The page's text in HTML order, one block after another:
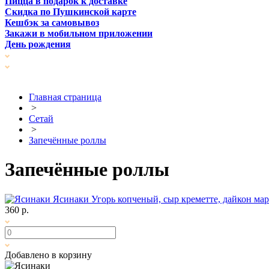
Скидка по Пушкинской карте
Кешбэк за самовывоз
Закажи в мобильном приложении
День рождения
Главная страница
>
Сетай
>
Запечённые роллы
Запечённые роллы
Ясинаки Угорь копченый, сыр креметте, дайкон
360 р.
Добавлено в корзину